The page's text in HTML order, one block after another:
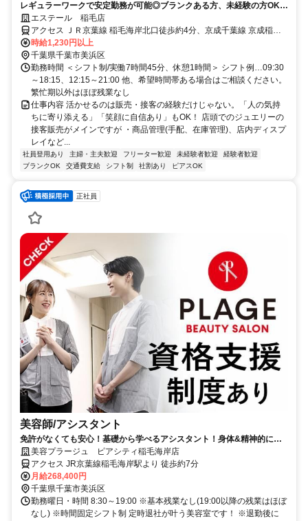
レギュラーワークで安定勤務が可能◎ブランクある方、未経験の方OK！
【女性スタッフ活躍中】
エステール 稲毛店
アクセス ＪＲ京葉線 稲毛海岸北口徒歩約4分、京成千葉線 京成稲毛
徒歩約23分、ＪＲ京葉線 検見川浜南口徒歩約26分 稲毛海岸駅前
時給1,230円以上
千葉県千葉市美浜区
勤務時間 ＜シフト制/実働7時間45分、休憩1時間＞ シフト例…09:30
～18:15、12:15～21:00 他、希望時間帯ある場合はご相談ください。
繁忙期以外はほぼ残業なし
仕事内容 活かせるのは販売・接客の経験だけじゃない。「人の気持
ちに寄り添える」「笑顔に自信あり」もOK！ 店頭でのジュエリーの
接客販売がメインですが ・商品管理(手配、在庫管理)、店内ディスプ
レイなど...
社員登用あり 主婦・主夫歓迎 フリーター歓迎 未経験者歓迎
経験者歓迎
ブランクOK
交通費支給 シフト制 社割あり ピアスOK
正社員
美容師/アシスタント
免許がなくても安心！基礎から学べるアシスタント！身体&精神的にも
健康に働ける環境です！
美容プラージュ ピアシティ稲毛海岸店
アクセス JR京葉線稲毛海岸駅より 徒歩約7分
月給268,400円
千葉県千葉市美浜区
勤務曜日・時間 8:30～19:00 ※基本残業なし(19:00以降の残業はほぼ
なし) ※時間固定シフト制 定時退社が叶う美容室です！ ※退勤後に